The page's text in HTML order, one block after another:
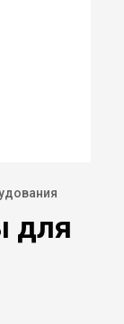
для